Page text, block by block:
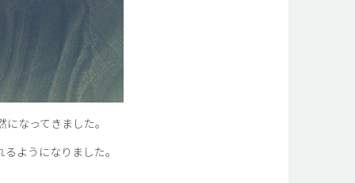
なってきました。
ようになりました。